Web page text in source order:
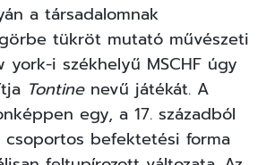
a társadalomnak
tükröt mutató művészeti
york-i székhelyű MSCHF úgy
Tontinenevű játékát. A
egy, a 17. századból
befektetési forma